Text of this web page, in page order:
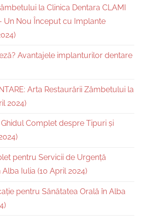
la Clinica Dentara CLAMI
Un Nou Început cu Implante
Avantajele implanturilor dentare
Arta Restaurării Zâmbetului la
2024)
Complet despre Tipuri și
pentru Servicii de Urgență
Iulia (10 April 2024)
pentru Sănătatea Orală în Alba